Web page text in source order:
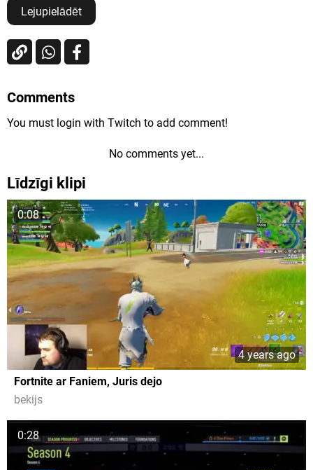
Lejupielādēt
Comments
You must login with Twitch to add comment!
No comments yet...
Līdzīgi klipi
0:08
4 years ago
Fortnite ar Faniem, Juris dejo
bekijs
0:28